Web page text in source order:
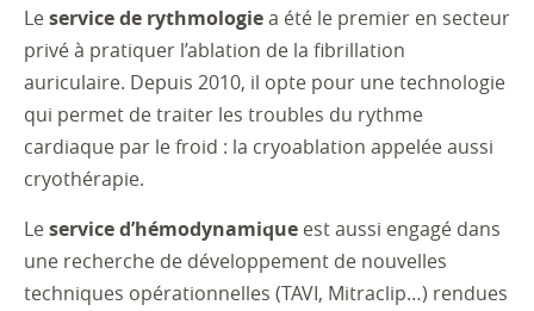
Leservice de rythmologiea été le premier en secteur
privé à pratiquer l’ablation de la fibrillation
auriculaire. Depuis 2010, il opte pour une technologie
qui permet de traiter les troubles du rythme
cardiaque par le froid : la cryoablation appelée aussi
cryothérapie.
Leservice d’hémodynamique est aussi engagé dans
une recherche de développement de nouvelles
techniques opérationnelles (TAVI, Mitraclip…) rendues